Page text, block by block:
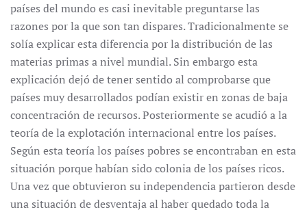
países del mundo es casi inevitable preguntarse las
razones por la que son tan dispares. Tradicionalmente se
solía explicar esta diferencia por la distribución de las
materias primas a nivel mundial. Sin embargo esta
explicación dejó de tener sentido al comprobarse que
países muy desarrollados podían existir en zonas de baja
concentración de recursos. Posteriormente se acudió a la
teoría de la explotación internacional entre los países.
Según esta teoría los países pobres se encontraban en esta
situación porque habían sido colonia de los países ricos.
Una vez que obtuvieron su independencia partieron desde
una situación de desventaja al haber quedado toda la